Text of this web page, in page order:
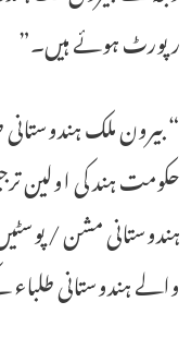
رپورٹ ہوئے ہیں۔”
“بیرون ملک ہندوستانی
حکومت ہند کی اولین
ہندوستانی مشن /
والے ہندوستانی طلباء